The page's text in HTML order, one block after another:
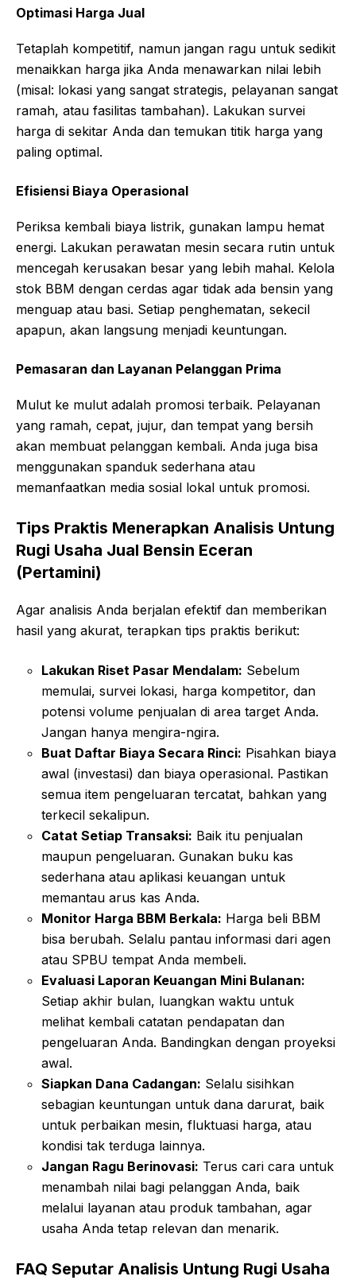
Optimasi Harga Jual
Tetaplah kompetitif, namun jangan ragu untuk sedikit
menaikkan harga jika Anda menawarkan nilai lebih
(misal: lokasi yang sangat strategis, pelayanan sangat
ramah, atau fasilitas tambahan). Lakukan survei
harga di sekitar Anda dan temukan titik harga yang
paling optimal.
Efisiensi Biaya Operasional
Periksa kembali biaya listrik, gunakan lampu hemat
energi. Lakukan perawatan mesin secara rutin untuk
mencegah kerusakan besar yang lebih mahal. Kelola
stok BBM dengan cerdas agar tidak ada bensin yang
menguap atau basi. Setiap penghematan, sekecil
apapun, akan langsung menjadi keuntungan.
Pemasaran dan Layanan Pelanggan Prima
Mulut ke mulut adalah promosi terbaik. Pelayanan
yang ramah, cepat, jujur, dan tempat yang bersih
akan membuat pelanggan kembali. Anda juga bisa
menggunakan spanduk sederhana atau
memanfaatkan media sosial lokal untuk promosi.
Tips Praktis Menerapkan Analisis Untung
Rugi Usaha Jual Bensin Eceran
(Pertamini)
Agar analisis Anda berjalan efektif dan memberikan
hasil yang akurat, terapkan tips praktis berikut:
Lakukan Riset Pasar Mendalam: Sebelum
memulai, survei lokasi, harga kompetitor, dan
potensi volume penjualan di area target Anda.
Jangan hanya mengira-ngira.
Buat Daftar Biaya Secara Rinci: Pisahkan biaya
awal (investasi) dan biaya operasional. Pastikan
semua item pengeluaran tercatat, bahkan yang
terkecil sekalipun.
Catat Setiap Transaksi: Baik itu penjualan
maupun pengeluaran. Gunakan buku kas
sederhana atau aplikasi keuangan untuk
memantau arus kas Anda.
Monitor Harga BBM Berkala: Harga beli BBM
bisa berubah. Selalu pantau informasi dari agen
atau SPBU tempat Anda membeli.
Evaluasi Laporan Keuangan Mini Bulanan:
Setiap akhir bulan, luangkan waktu untuk
melihat kembali catatan pendapatan dan
pengeluaran Anda. Bandingkan dengan proyeksi
awal.
Siapkan Dana Cadangan: Selalu sisihkan
sebagian keuntungan untuk dana darurat, baik
untuk perbaikan mesin, fluktuasi harga, atau
kondisi tak terduga lainnya.
Jangan Ragu Berinovasi: Terus cari cara untuk
menambah nilai bagi pelanggan Anda, baik
melalui layanan atau produk tambahan, agar
usaha Anda tetap relevan dan menarik.
FAQ Seputar Analisis Untung Rugi Usaha